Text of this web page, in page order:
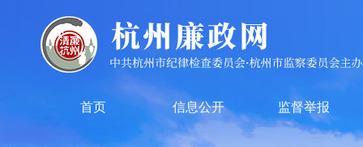
首页 信息公开 监督举报